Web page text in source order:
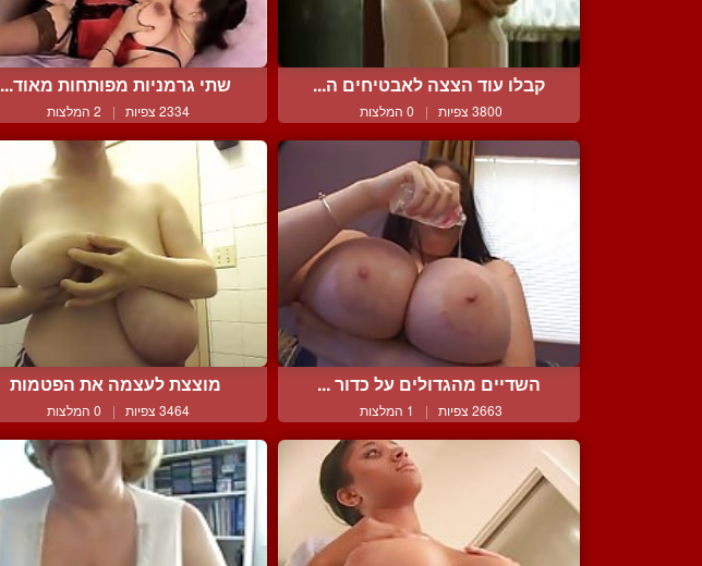
קבלו עוד הצצה לאבטיחים ה...
3800 צפיות | 0 המלצות
שתי גרמניות מפותחות מאוד...
2334 צפיות | 2 המלצות
השדיים מהגדולים על כדור ...
2663 צפיות | 1 המלצות
מוצצת לעצמה את הפטמות
3464 צפיות | 0 המלצות